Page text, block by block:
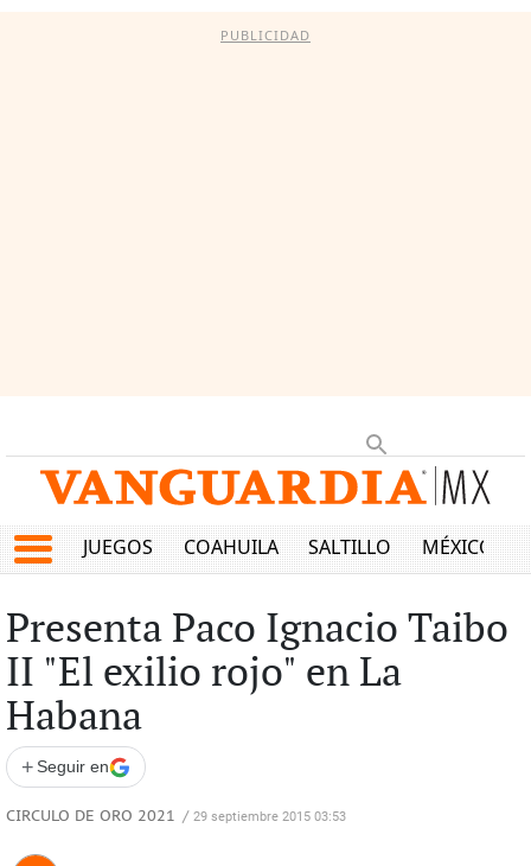
PUBLICIDAD
JUEGOS COAHUILA SALTILLO MÉXICO
Presenta Paco Ignacio Taibo
II "El exilio rojo" en La
Habana
+ Seguir en
CIRCULO DE ORO 2021 / 29 septiembre 2015 03:53